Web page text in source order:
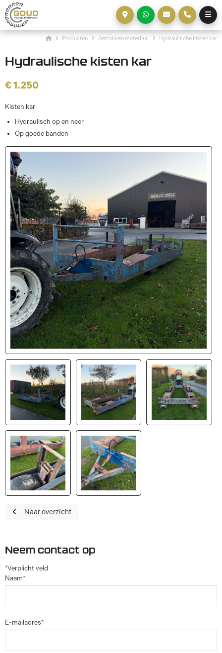
Producten Getrokken materiaal Hydraulische kisten kar
Hydraulische kisten kar
€ 1.250
Kisten kar
Hydraulisch op en neer
Op goede banden
Naar overzicht
Neem contact op
*Verplicht veld
Naam*
E-mailadres*